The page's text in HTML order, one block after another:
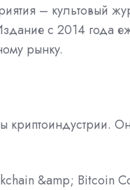
– культовый
с 2014 года
рынку.
&amp; Bitcoin